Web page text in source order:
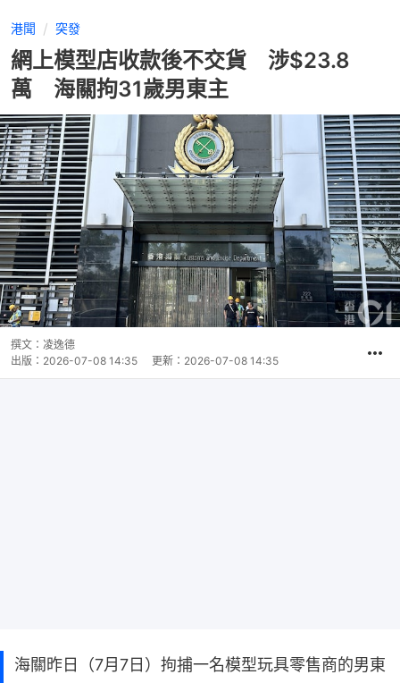
港聞 突發
網上模型店收款後不交貨 涉$23.8
萬 海關拘31歲男東主
撰文： 凌逸德
出版： 2026-07-08 14:35 更新： 2026-07-08 14:35
海關昨日（7月7日）拘捕一名模型玩具零售商的男東